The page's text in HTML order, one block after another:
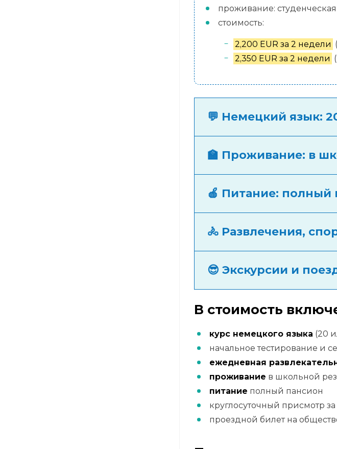
проживание:
стоимость:
2,200 EUR за 2 недели
2,350 EUR за 2 недели
💬 Немецкий язык:
🏫 Проживание: в
🍎 Питание: полный
🚴 Развлечения,
😎 Экскурсии и
В стоимость
курс немецкого языка (20
начальное тестирование и
ежедневная
проживание в школьной
питание полный пансион
круглосуточный присмотр
проездной билет на